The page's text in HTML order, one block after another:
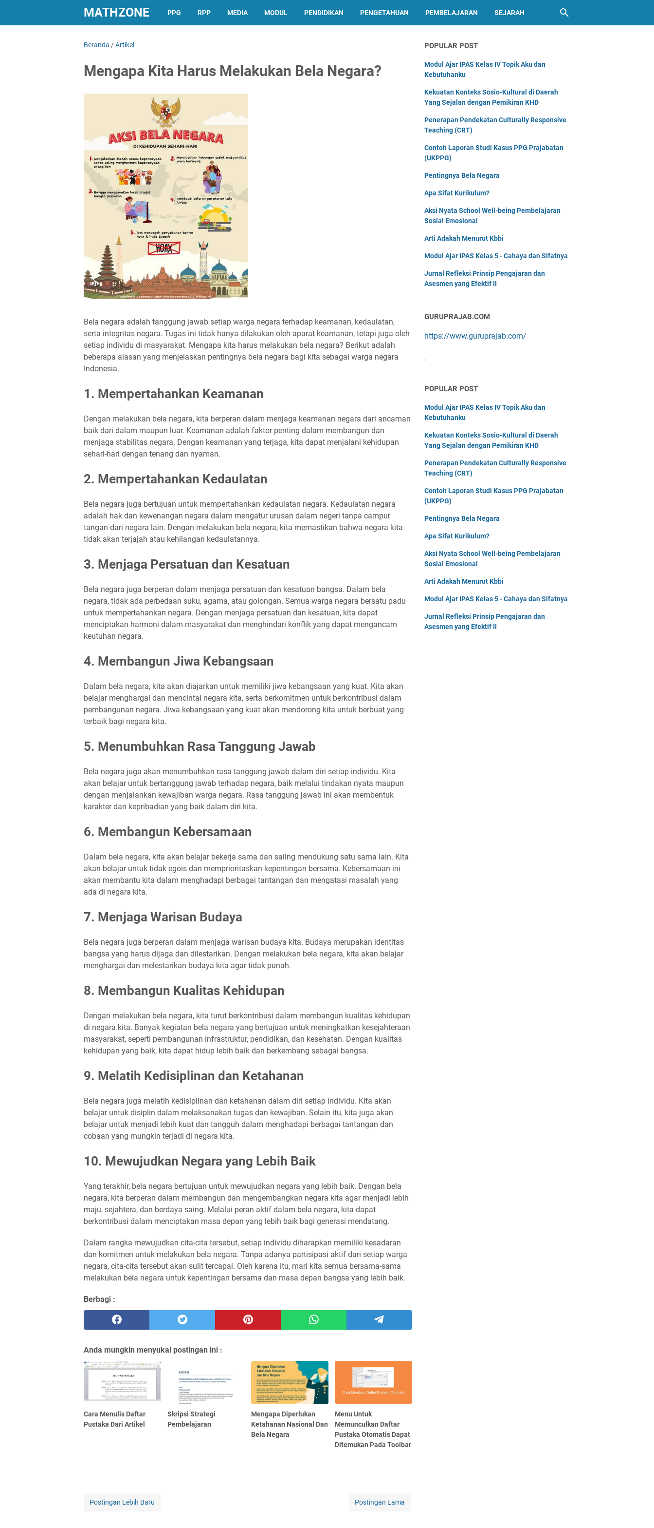
MATHZONE PPG RPP MEDIA MODUL PENDIDIKAN PENGETAHUAN PEMBELAJARAN SEJARAH
Beranda /Artikel
Mengapa Kita Harus Melakukan Bela Negara?
Bela negara adalah tanggung jawab setiap warga negara terhadap keamanan, kedaulatan,
serta integritas negara. Tugas ini tidak hanya dilakukan oleh aparat keamanan, tetapi juga oleh
setiap individu di masyarakat. Mengapa kita harus melakukan bela negara? Berikut adalah
beberapa alasan yang menjelaskan pentingnya bela negara bagi kita sebagai warga negara
Indonesia.
1. Mempertahankan Keamanan
Dengan melakukan bela negara, kita berperan dalam menjaga keamanan negara dari ancaman
baik dari dalam maupun luar. Keamanan adalah faktor penting dalam membangun dan
menjaga stabilitas negara. Dengan keamanan yang terjaga, kita dapat menjalani kehidupan
sehari-hari dengan tenang dan nyaman.
2. Mempertahankan Kedaulatan
Bela negara juga bertujuan untuk mempertahankan kedaulatan negara. Kedaulatan negara
adalah hak dan kewenangan negara dalam mengatur urusan dalam negeri tanpa campur
tangan dari negara lain. Dengan melakukan bela negara, kita memastikan bahwa negara kita
tidak akan terjajah atau kehilangan kedaulatannya.
3. Menjaga Persatuan dan Kesatuan
Bela negara juga berperan dalam menjaga persatuan dan kesatuan bangsa. Dalam bela
negara, tidak ada perbedaan suku, agama, atau golongan. Semua warga negara bersatu padu
untuk mempertahankan negara. Dengan menjaga persatuan dan kesatuan, kita dapat
menciptakan harmoni dalam masyarakat dan menghindari konflik yang dapat mengancam
keutuhan negara.
4. Membangun Jiwa Kebangsaan
Dalam bela negara, kita akan diajarkan untuk memiliki jiwa kebangsaan yang kuat. Kita akan
belajar menghargai dan mencintai negara kita, serta berkomitmen untuk berkontribusi dalam
pembangunan negara. Jiwa kebangsaan yang kuat akan mendorong kita untuk berbuat yang
terbaik bagi negara kita.
5. Menumbuhkan Rasa Tanggung Jawab
Bela negara juga akan menumbuhkan rasa tanggung jawab dalam diri setiap individu. Kita
akan belajar untuk bertanggung jawab terhadap negara, baik melalui tindakan nyata maupun
dengan menjalankan kewajiban warga negara. Rasa tanggung jawab ini akan membentuk
karakter dan kepribadian yang baik dalam diri kita.
6. Membangun Kebersamaan
Dalam bela negara, kita akan belajar bekerja sama dan saling mendukung satu sama lain. Kita
akan belajar untuk tidak egois dan memprioritaskan kepentingan bersama. Kebersamaan ini
akan membantu kita dalam menghadapi berbagai tantangan dan mengatasi masalah yang
ada di negara kita.
7. Menjaga Warisan Budaya
Bela negara juga berperan dalam menjaga warisan budaya kita. Budaya merupakan identitas
bangsa yang harus dijaga dan dilestarikan. Dengan melakukan bela negara, kita akan belajar
menghargai dan melestarikan budaya kita agar tidak punah.
8. Membangun Kualitas Kehidupan
Dengan melakukan bela negara, kita turut berkontribusi dalam membangun kualitas kehidupan
di negara kita. Banyak kegiatan bela negara yang bertujuan untuk meningkatkan kesejahteraan
masyarakat, seperti pembangunan infrastruktur, pendidikan, dan kesehatan. Dengan kualitas
kehidupan yang baik, kita dapat hidup lebih baik dan berkembang sebagai bangsa.
9. Melatih Kedisiplinan dan Ketahanan
Bela negara juga melatih kedisiplinan dan ketahanan dalam diri setiap individu. Kita akan
belajar untuk disiplin dalam melaksanakan tugas dan kewajiban. Selain itu, kita juga akan
belajar untuk menjadi lebih kuat dan tangguh dalam menghadapi berbagai tantangan dan
cobaan yang mungkin terjadi di negara kita.
10. Mewujudkan Negara yang Lebih Baik
Yang terakhir, bela negara bertujuan untuk mewujudkan negara yang lebih baik. Dengan bela
negara, kita berperan dalam membangun dan mengembangkan negara kita agar menjadi lebih
maju, sejahtera, dan berdaya saing. Melalui peran aktif dalam bela negara, kita dapat
berkontribusi dalam menciptakan masa depan yang lebih baik bagi generasi mendatang.
Dalam rangka mewujudkan cita-cita tersebut, setiap individu diharapkan memiliki kesadaran
dan komitmen untuk melakukan bela negara. Tanpa adanya partisipasi aktif dari setiap warga
negara, cita-cita tersebut akan sulit tercapai. Oleh karena itu, mari kita semua bersama-sama
melakukan bela negara untuk kepentingan bersama dan masa depan bangsa yang lebih baik.
Berbagi :
Anda mungkin menyukai postingan ini :
Cara Menulis Daftar
Pustaka Dari Artikel
Skripsi Strategi
Pembelajaran
Mengapa Diperlukan
Ketahanan Nasional Dan
Bela Negara
Menu Untuk
Memunculkan Daftar
Pustaka Otomatis Dapat
Ditemukan Pada Toolbar
Postingan Lebih Baru Postingan Lama
POPULAR POST
Modul Ajar IPAS Kelas IV Topik Aku dan
Kebutuhanku
Kekuatan Konteks Sosio-Kultural di Daerah
Yang Sejalan dengan Pemikiran KHD
Penerapan Pendekatan Culturally Responsive
Teaching (CRT)
Contoh Laporan Studi Kasus PPG Prajabatan
(UKPPG)
Pentingnya Bela Negara
Apa Sifat Kurikulum?
Aksi Nyata School Well-being Pembelajaran
Sosial Emosional
Arti Adakah Menurut Kbbi
Modul Ajar IPAS Kelas 5 - Cahaya dan Sifatnya
Jurnal Refleksi Prinsip Pengajaran dan
Asesmen yang Efektif II
GURUPRAJAB.COM
https://www.guruprajab.com/
'
POPULAR POST
Modul Ajar IPAS Kelas IV Topik Aku dan
Kebutuhanku
Kekuatan Konteks Sosio-Kultural di Daerah
Yang Sejalan dengan Pemikiran KHD
Penerapan Pendekatan Culturally Responsive
Teaching (CRT)
Contoh Laporan Studi Kasus PPG Prajabatan
(UKPPG)
Pentingnya Bela Negara
Apa Sifat Kurikulum?
Aksi Nyata School Well-being Pembelajaran
Sosial Emosional
Arti Adakah Menurut Kbbi
Modul Ajar IPAS Kelas 5 - Cahaya dan Sifatnya
Jurnal Refleksi Prinsip Pengajaran dan
Asesmen yang Efektif II